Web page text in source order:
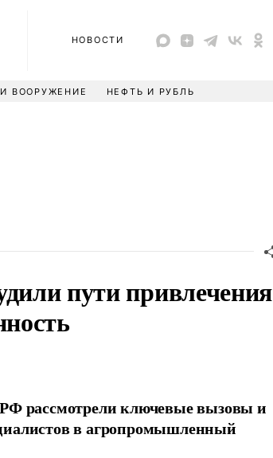
НОВОСТИ
ВООРУЖЕНИЕ НЕФТЬ И РУБЛЬ
пути привлечения
рассмотрели ключевые вызовы и
в агропромышленный